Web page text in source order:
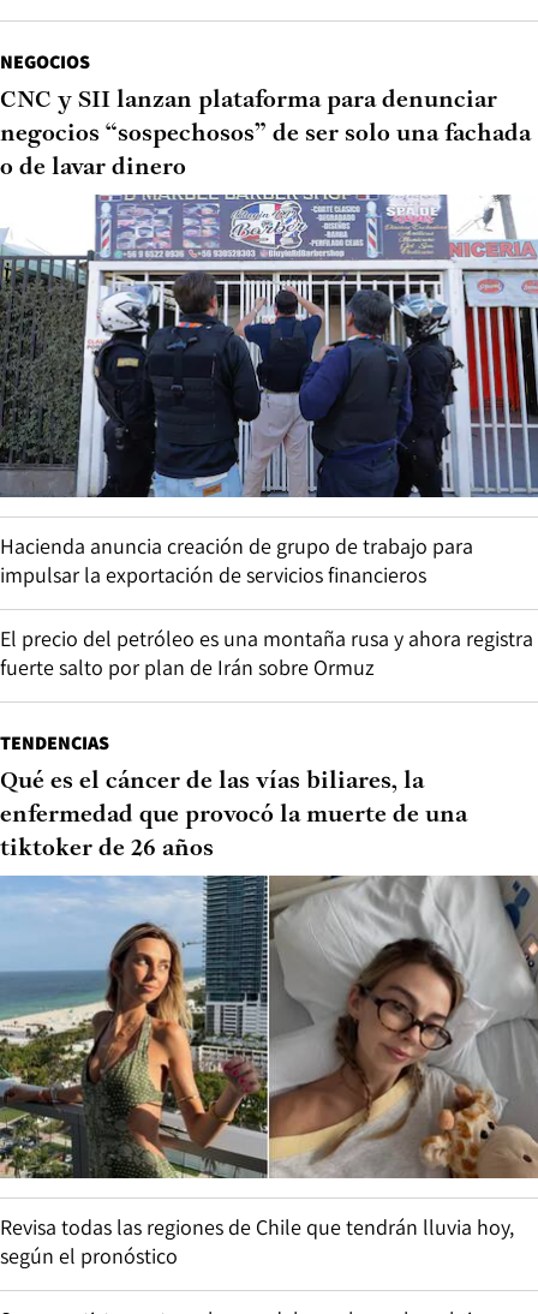
NEGOCIOS
CNC y SII lanzan plataforma para denunciar
negocios “sospechosos” de ser solo una fachada
o de lavar dinero
Hacienda anuncia creación de grupo de trabajo para
impulsar la exportación de servicios financieros
El precio del petróleo es una montaña rusa y ahora registra
fuerte salto por plan de Irán sobre Ormuz
TENDENCIAS
Qué es el cáncer de las vías biliares, la
enfermedad que provocó la muerte de una
tiktoker de 26 años
Revisa todas las regiones de Chile que tendrán lluvia hoy,
según el pronóstico